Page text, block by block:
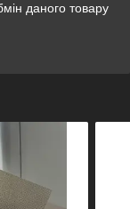
даного товару